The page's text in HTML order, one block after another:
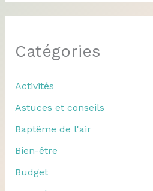
Catégories
Activités
Astuces et conseils
Baptême de l'air
Bien-être
Budget